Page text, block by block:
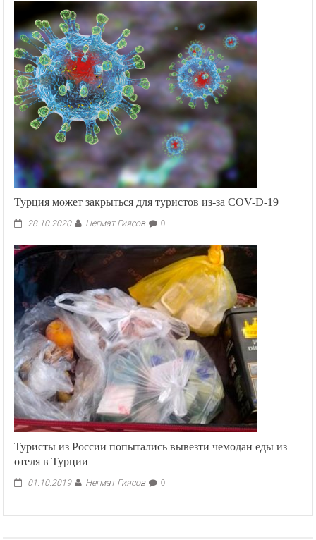
Турция может закрыться для туристов из-за COV-D-19
28.10.2020 Негмат Гиясов 0
Туристы из России попытались вывезти чемодан еды из
отеля в Турции
01.10.2019 Негмат Гиясов 0